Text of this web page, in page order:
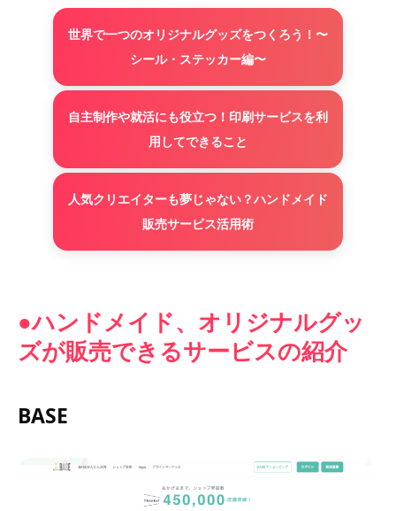
世界で一つのオリジナルグッズをつくろう！〜
シール・ステッカー編〜
自主制作や就活にも役立つ！印刷サービスを利
用してできること
人気クリエイターも夢じゃない？ハンドメイド
販売サービス活用術
●ハンドメイド、オリジナルグッ
ズが販売できるサービスの紹介
BASE